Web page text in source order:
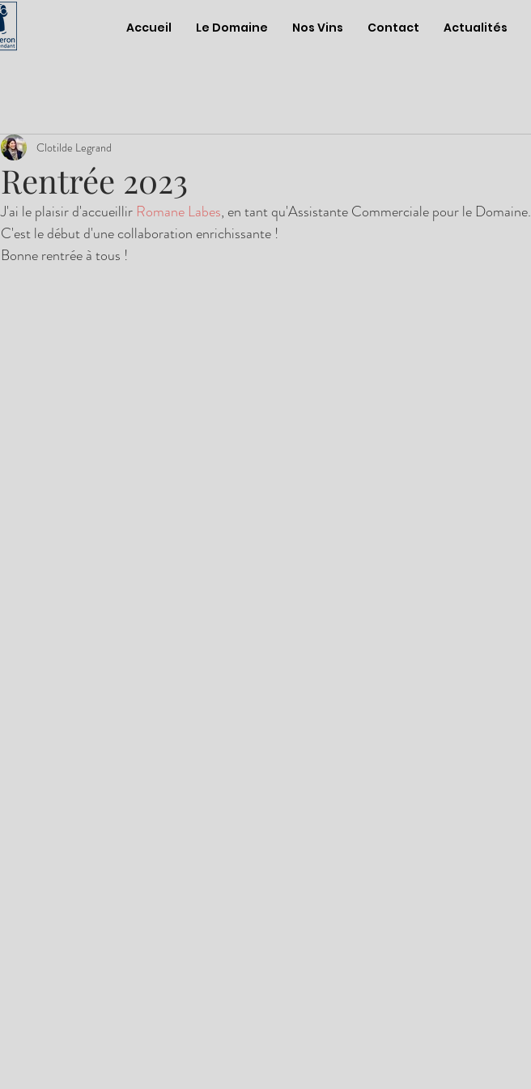
Accueil Le Domaine Nos Vins Contact Actualités
Rentrée 2023
Clotilde Legrand
J'ai le plaisir d'accueillir Romane Labes, en tant qu'Assistante Commerciale pour le Domaine.
C'est le début d'une collaboration enrichissante !
Bonne rentrée à tous !